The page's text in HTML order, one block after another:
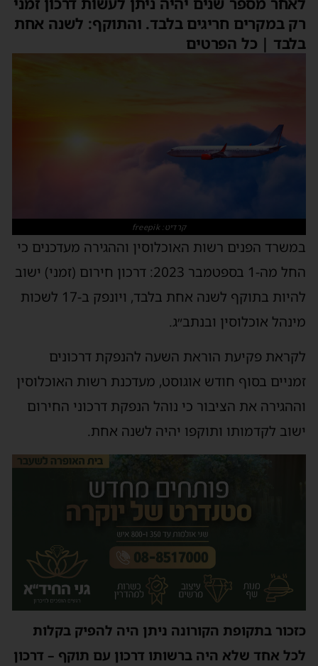
רק במקרים חריגים בלבד. והתוקף: לשנה אחת
בלבד | כל הפרטים
קרדיט: freepik
במשרד הפנים רשות האוכלוסין וההגירה מעדכנים כי
החל מה-1 בספטמבר 2023: דרכון חירום (זמני) ישוב
להיות בתוקף לשנה אחת בלבד, ויונפק ב-17 לשכות
מינהל אוכלוסין ובנתב״ג.
לקראת פקיעת הוראת השעה להנפקת דרכונים
זמניים בסוף חודש אוגוסט, מעדכנת רשות האוכלוסין
וההגירה את הציבור כי נוהל הנפקת דרכוני החירום
ישוב לקדמותו ותוקפו יהיה לשנה אחת.
כזכור בתקופת הקורונה ניתן היה להפיק בקלות
לכל אחד שלא היה ברשותו דרכון עם תוקף – דרכון